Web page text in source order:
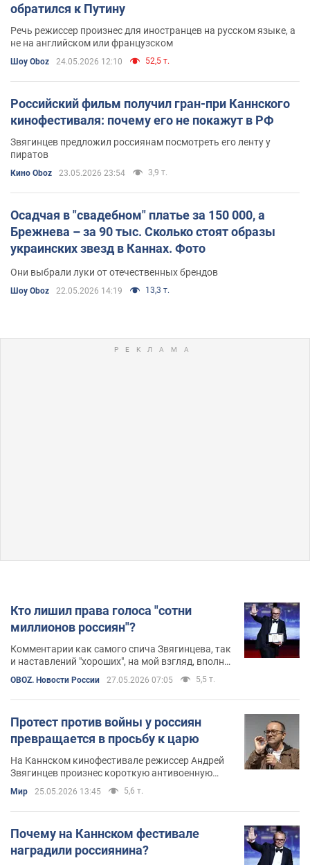
обратился к Путину
Речь режиссер произнес для иностранцев на русском языке, а
не на английском или французском
Шоу Oboz 24.05.2026 12:10 52,5 т.
Российский фильм получил гран-при Каннского
кинофестиваля: почему его не покажут в РФ
Звягинцев предложил россиянам посмотреть его ленту у
пиратов
Кино Oboz 23.05.2026 23:54 3,9 т.
Осадчая в "свадебном" платье за 150 000, а
Брежнева – за 90 тыс. Сколько стоят образы
украинских звезд в Каннах. Фото
Они выбрали луки от отечественных брендов
Шоу Oboz 22.05.2026 14:19 13,3 т.
Кто лишил права голоса "сотни
миллионов россиян"?
Комментарии как самого спича Звягинцева, так
и наставлений "хороших", на мой взгляд, вполне
справедливы. Можно было бы поставить точку,
однако этот сюжет получил продолжение
OBOZ. Новости России 27.05.2026 07:05 5,5 т.
Протест против войны у россиян
превращается в просьбу к царю
На Каннском кинофестивале режиссер Андрей
Звягинцев произнес короткую антивоенную
Мир 25.05.2026 13:45 5,6 т.
Почему на Каннском фестивале
наградили россиянина?